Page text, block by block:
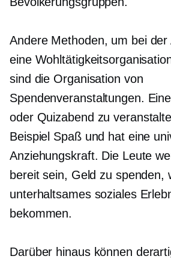
Andere Methoden, um bei
eine
sind die Organisation von
Spendenveranstaltungen.
oder Quizabend zu
Beispiel Spaß und hat eine
Anziehungskraft. Die Leute
bereit sein, Geld zu spenden,
unterhaltsames soziales
bekommen.
Darüber hinaus können